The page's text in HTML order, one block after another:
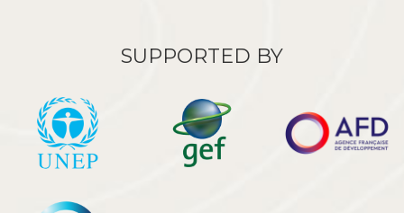
SUPPORTED BY